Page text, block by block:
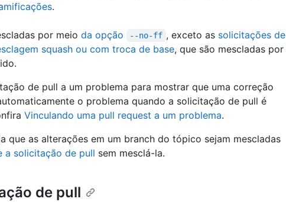
.
por meio da opção --no-ff , exceto as solicitações de
squash ou com troca de base, que são mescladas por
de pull a um problema para mostrar que uma correção
o problema quando a solicitação de pull é
Vinculando uma pull request a um problema.
que as alterações em um branch do tópico sejam mescladas
a solicitação de pull sem mesclá-la.
de pull